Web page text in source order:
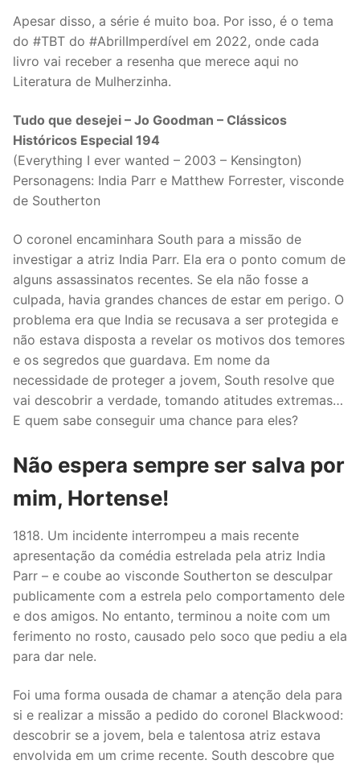
Apesar disso, a série é muito boa. Por isso, é o tema
do #TBT do #AbrilImperdível em 2022, onde cada
livro vai receber a resenha que merece aqui no
Literatura de Mulherzinha.
Tudo que desejei – Jo Goodman – Clássicos
Históricos Especial 194
(Everything I ever wanted – 2003 – Kensington)
Personagens: India Parr e Matthew Forrester, visconde
de Southerton
O coronel encaminhara South para a missão de
investigar a atriz India Parr. Ela era o ponto comum de
alguns assassinatos recentes. Se ela não fosse a
culpada, havia grandes chances de estar em perigo. O
problema era que India se recusava a ser protegida e
não estava disposta a revelar os motivos dos temores
e os segredos que guardava. Em nome da
necessidade de proteger a jovem, South resolve que
vai descobrir a verdade, tomando atitudes extremas…
E quem sabe conseguir uma chance para eles?
Não espera sempre ser salva por
mim, Hortense!
1818. Um incidente interrompeu a mais recente
apresentação da comédia estrelada pela atriz India
Parr – e coube ao visconde Southerton se desculpar
publicamente com a estrela pelo comportamento dele
e dos amigos. No entanto, terminou a noite com um
ferimento no rosto, causado pelo soco que pediu a ela
para dar nele.
Foi uma forma ousada de chamar a atenção dela para
si e realizar a missão a pedido do coronel Blackwood:
descobrir se a jovem, bela e talentosa atriz estava
envolvida em um crime recente. South descobre que